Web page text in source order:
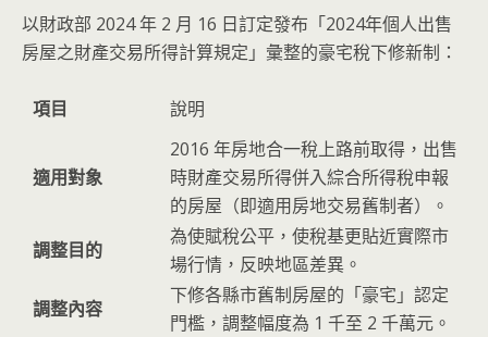
以財政部 2024 年 2 月 16 日訂定發布「2024年個人出售
房屋之財產交易所得計算規定」彙整的豪宅稅下修新制：
項目 說明
適用對象
2016 年房地合一稅上路前取得，出售
時財產交易所得併入綜合所得稅申報
的房屋（即適用房地交易舊制者）。
調整目的
為使賦稅公平，使稅基更貼近實際市
場行情，反映地區差異。
調整內容
下修各縣市舊制房屋的「豪宅」認定
門檻，調整幅度為 1 千至 2 千萬元。